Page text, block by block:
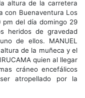
altura de la carretera
con Buenaventura Los
pm del día domingo 29
heridos de gravedad
de ellos. MANUEL
de la muñeca y el
quien al llegar
cráneo encefálicos
atropellado por la